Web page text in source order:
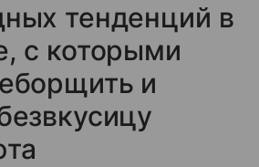
тенденций в
с которыми
и